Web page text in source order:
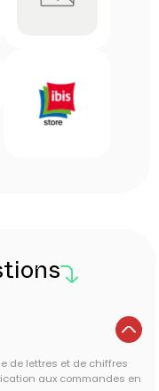
de lettres et de chiffres
aux commandes en